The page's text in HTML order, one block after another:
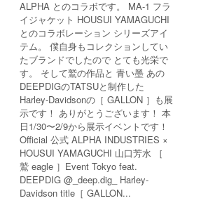
ALPHA とのコラボです。 MA-1 フラ
イジャケット HOUSUI YAMAGUCHI
とのコラボレーション シリーズアイ
テム。 僕自身もコレクションしてい
たブランドでしたので とても光栄で
す。 そして鷲の作品と 青い墨 あの
DEEPDIGのTATSUと制作した
Harley-Davidsonの［ GALLON ］も展
示です！ ありがとうございます！ 本
日1/30〜2/9から展示イベントです！
Official 公式 ALPHA INDUSTRIES ×
HOUSUI YAMAGUCHI 山口芳水 ［
鷲 eagle ］Event Tokyo feat.
DEEPDIG @_deep.dig_ Harley-
Davidson title［ GALLON...